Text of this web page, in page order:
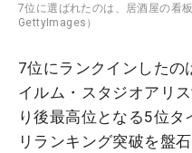
7位に選ばれたのは、居酒屋の看
GettyImages）
7位にランクインしたの
イルム・スタジオアリ
り後最高位となる5位
リランキング突破を盤